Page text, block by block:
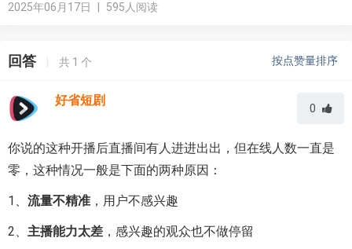
2025年06月17日 595人阅读
回答 | 共 1 个 按点赞量排序
好省短剧
0
你说的这种开播后直播间有人进进出出，但在线人数一直是
零，这种情况一般是下面的两种原因：
1、 流量不精准 ，用户不感兴趣
2、 主播能力太差 ，感兴趣的观众也不做停留